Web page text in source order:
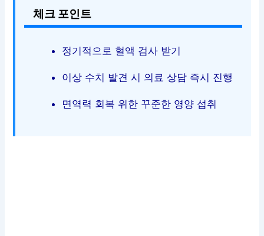
체크 포인트
정기적으로 혈액 검사 받기
이상 수치 발견 시 의료 상담 즉시 진행
면역력 회복 위한 꾸준한 영양 섭취